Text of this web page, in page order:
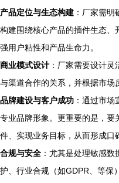
产品定位与生态构建 ：厂家需明
构建围绕核心产品的插件生态、
强用户粘性和产品生命力。
商业模式设计 ：厂家需要设计
与渠道合作的关系，并根据市场
品牌建设与客户成功 ：通过市
专业品牌形象。更重要的是，要
件、实现业务目标，从而形成口
合规与安全 ：尤其是处理敏感
护、行业合规（如GDPR、等保